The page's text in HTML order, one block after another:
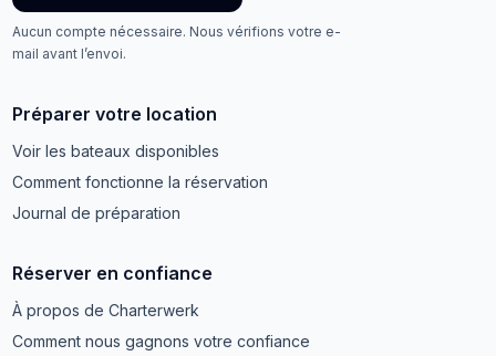
Aucun compte nécessaire. Nous vérifions votre e-
mail avant l’envoi.
Préparer votre location
Voir les bateaux disponibles
Comment fonctionne la réservation
Journal de préparation
Réserver en confiance
À propos de Charterwerk
Comment nous gagnons votre confiance